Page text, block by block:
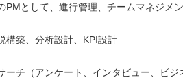
として、進行管理、チームマネジメ
築、分析設計、KPI設計
チ（アンケート、インタビュー、ビジ